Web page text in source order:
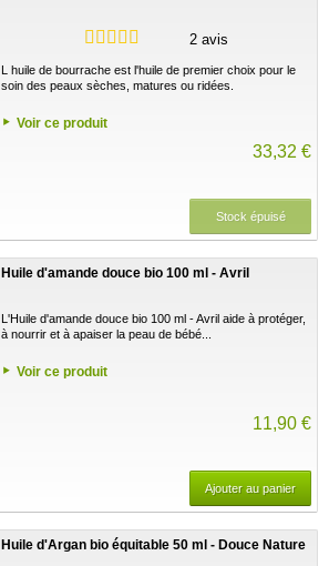
2 avis
L huile de bourrache est l'huile de premier choix pour le
soin des peaux sèches, matures ou ridées.
Voir ce produit
33,32 €
Stock épuisé
Huile d'amande douce bio 100 ml - Avril
L'Huile d'amande douce bio 100 ml - Avril aide à protéger,
à nourrir et à apaiser la peau de bébé...
Voir ce produit
11,90 €
Ajouter au panier
Huile d'Argan bio équitable 50 ml - Douce Nature